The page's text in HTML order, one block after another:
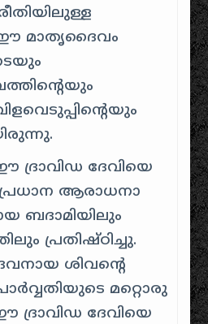
മാതൃദൈവം
ദ്രാവിഡ ദേവിയെ
ആരാധനാ
ബദാമിയിലും
പ്രതിഷ്ഠിച്ചു.
ശിവന്റെ
മറ്റൊരു
ദ്രാവിഡ ദേവിയെ